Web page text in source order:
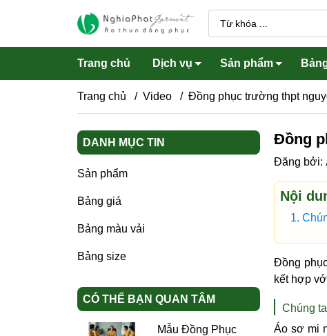
Trang chủ Dịch vụ Sản phẩm
Áo lớp, đồng phục lớp
Áo khoác
Áo sơ
Áo ghi
Quần
Vest 1
Trang chủ / Video / Đồng phục trường thpt
Đồng
Đăng bởi:
Nội
Đồng
kết hợp
Chúng
Áo sơ mi
DANH MỤC TIN
Sản phẩm
Bảng giá
Bảng màu vải
Bảng size
CÓ THỂ BẠN QUAN TÂM
Mẫu Đồng Phục